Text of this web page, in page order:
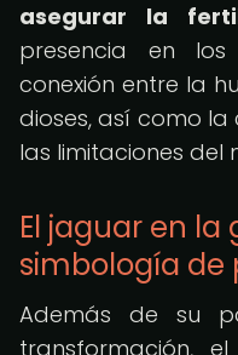
asegurar la
presencia en
conexión entre la
dioses, así como
las limitaciones del
El jaguar en la
simbología de
Además de su
transformación,